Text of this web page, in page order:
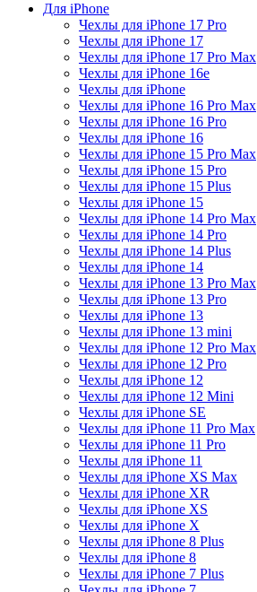
Для iPhone
Чехлы для iPhone 17 Pro
Чехлы для iPhone 17
Чехлы для iPhone 17 Pro Max
Чехлы для iPhone 16e
Чехлы для iPhone
Чехлы для iPhone 16 Pro Max
Чехлы для iPhone 16 Pro
Чехлы для iPhone 16
Чехлы для iPhone 15 Pro Max
Чехлы для iPhone 15 Pro
Чехлы для iPhone 15 Plus
Чехлы для iPhone 15
Чехлы для iPhone 14 Pro Max
Чехлы для iPhone 14 Pro
Чехлы для iPhone 14 Plus
Чехлы для iPhone 14
Чехлы для iPhone 13 Pro Max
Чехлы для iPhone 13 Pro
Чехлы для iPhone 13
Чехлы для iPhone 13 mini
Чехлы для iPhone 12 Pro Max
Чехлы для iPhone 12 Pro
Чехлы для iPhone 12
Чехлы для iPhone 12 Mini
Чехлы для iPhone SE
Чехлы для iPhone 11 Pro Max
Чехлы для iPhone 11 Pro
Чехлы для iPhone 11
Чехлы для iPhone XS Max
Чехлы для iPhone XR
Чехлы для iPhone XS
Чехлы для iPhone X
Чехлы для iPhone 8 Plus
Чехлы для iPhone 8
Чехлы для iPhone 7 Plus